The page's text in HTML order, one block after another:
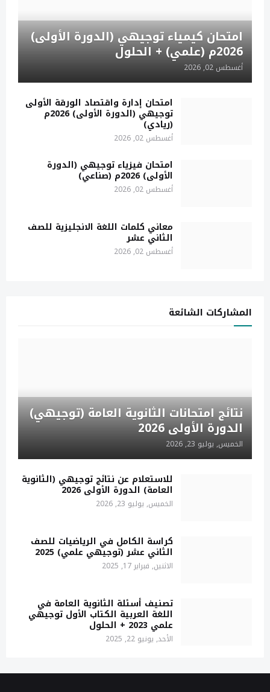
امتحان كيمياء توجيهي (الدورة الأولى)
2026م (علمي) + الحلول
أغسطس 02, 2026
امتحان إدارة واقتصاد الورقة الأولى
توجيهي (الدورة الأولى) 2026م
(ريادي)
أغسطس 02, 2026
امتحان فيزياء توجيهي (الدورة
الأولى) 2026م (صناعي)
أغسطس 02, 2026
معاني كلمات اللغة الانجليزية للصف
الثاني عشر
أغسطس 02, 2026
المشاركات الشائعة
نتائج امتحانات الثانوية العامة (توجيهي)
الدورة الأولى 2026
الخميس, يوليو 23, 2026
للاستعلام عن نتائج توجيهي (الثانوية
العامة) الدورة الأولى 2026
الخميس, يوليو 23, 2026
كراسة الكامل في الرياضيات للصف
الثاني عشر (توجيهي علمي) 2025
الاثنين, فبراير 17, 2025
تصنيف أسئلة الثانوية العامة في
اللغة العربية الكتاب الأول توجيهي
علمي 2023 + الحلول
الأحد, يونيو 22, 2025